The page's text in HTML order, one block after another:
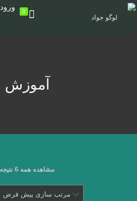
0 ورود
آموزش
مشاهده همه 6 نتیجه